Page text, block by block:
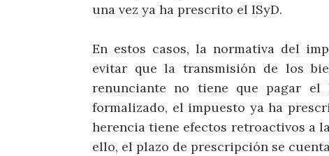
una vez ya ha prescrito el ISyD.
En estos casos, la normativa del
evitar que la transmisión de los
renunciante no tiene que pagar el
formalizado, el impuesto ya ha
herencia tiene efectos retroactivos a
ello, el plazo de prescripción se